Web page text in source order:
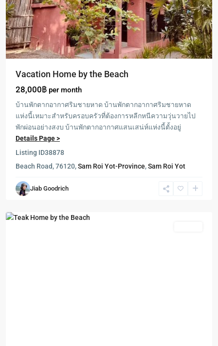
Vacation Home by the Beach
28,000฿ per month
บ้านพักตากอากาศริมชายหาด บ้านพักตากอากาศริมชายหาด
แห่งนี้เหมาะสำหรับครอบครัวที่ต้องการหลีกหนีความวุ่นวายไป
พักผ่อนอย่างสงบ บ้านพักตากอากาศแสนเสน่ห์แห่งนี้ตั้งอยู่
Details Page >
Listing ID38878
Beach Road, 76120,Sam Roi Yot-Province,Sam Roi Yot
Jiab Goodrich
Sam
Roi